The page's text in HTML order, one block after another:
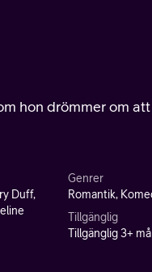
hon drömmer om
Duff,
Genrer
Romantik,
Tillgänglig
Tillgänglig 3+